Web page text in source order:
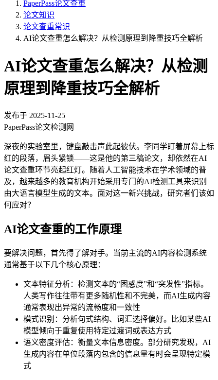
PaperPass论文查重
论文知识
论文查重常识
AI论文查重怎么解决？从检测原理到降重技巧全解析
AI论文查重怎么解决？从检测
原理到降重技巧全解析
发布于 2025-11-25
PaperPass论文检测网
深夜的实验室里，键盘敲击声此起彼伏。李同学盯着屏幕上标
红的段落，眉头紧锁——这是他的第三稿论文，却依然在AI
论文查重环节亮起红灯。随着人工智能技术在学术领域的普
及，越来越多的教育机构开始采用专门的AI检测工具来识别
由大语言模型生成的文本。面对这一新兴挑战，研究者们该如
何应对？
AI论文查重的工作原理
要解决问题，首先得了解对手。当前主流的AI内容检测系统
通常基于以下几个核心原理：
文本特征分析：检测文本的“困惑度”和“突发性”指标。
人类写作往往带有更多随机性和不完美，而AI生成内容
通常表现出异常的流畅度和一致性
模式识别：分析句式结构、词汇选择偏好。比如某些AI
模型倾向于重复使用特定过渡词或表达方式
语义密度评估：衡量文本信息密度。部分研究发现，AI
生成内容在单位段落内包含的信息量有时会呈现特定模
式